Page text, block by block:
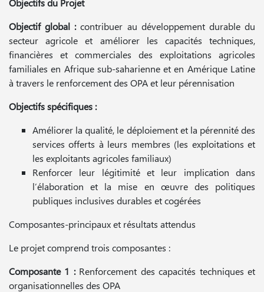
Objectifs du Projet
Objectif global :contribuer au développement durable du
secteur agricole et améliorer les capacités techniques,
financières et commerciales des exploitations agricoles
familiales en Afrique sub-saharienne et en Amérique Latine
à travers le renforcement des OPA et leur pérennisation
Objectifs spécifiques :
Améliorer la qualité, le déploiement et la pérennité des
services offerts à leurs membres (les exploitations et
les exploitants agricoles familiaux)
Renforcer leur légitimité et leur implication dans
l’élaboration et la mise en œuvre des politiques
publiques inclusives durables et cogérées
Composantes-principaux et résultats attendus
Le projet comprend trois composantes :
Composante 1 :Renforcement des capacités techniques et
organisationnelles des OPA